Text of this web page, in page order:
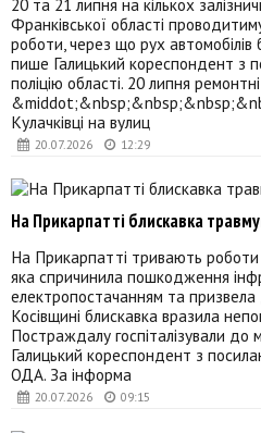
20.07.2026 12:29
Франківської області
роботи, через що рух
пише Галицький кореспондент з
поліцію області. 20 липня
Кулачківці на вулиц
20.07.2026 09:15
На Прикарпатті блискавка
На Прикарпатті тривають роботи з
яка спричинила пошкодження
електропостачанням та
Косівщині блискавка вразила
Постраждалу госпіталізували
Галицький кореспондент з
ОДА. За інформа